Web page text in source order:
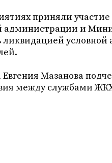
приняли
администрации и
Мазанова
между службами